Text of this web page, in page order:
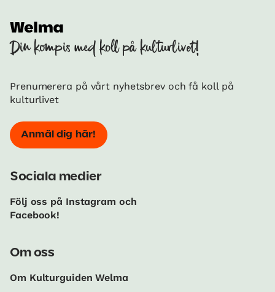
Din kompis med koll på kulturlivet!
Prenumerera på vårt nyhetsbrev och få koll på
kulturlivet
Anmäl dig här!
Sociala medier
Följ oss på Instagram och
Facebook!
Om oss
Om Kulturguiden Welma